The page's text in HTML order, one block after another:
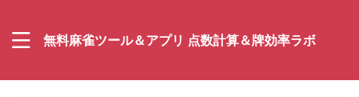
無料麻雀ツール＆アプリ 点数計算＆牌効率ラボ